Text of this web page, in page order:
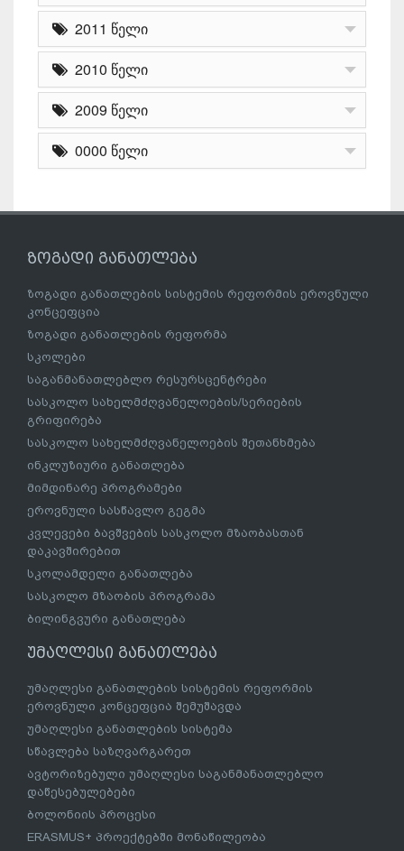
2011 წელი
2010 წელი
2009 წელი
0000 წელი
ზოგადი განათლება
ზოგადი განათლების სისტემის რეფორმის ეროვნული
კონცეფცია
ზოგადი განათლების რეფორმა
სკოლები
საგანმანათლებლო რესურსცენტრები
სასკოლო სახელმძღვანელოების/სერიების
გრიფირება
სასკოლო სახელმძღვანელოების შეთანხმება
ინკლუზიური განათლება
მიმდინარე პროგრამები
ეროვნული სასწავლო გეგმა
კვლევები ბავშვების სასკოლო მზაობასთან
დაკავშირებით
სკოლამდელი განათლება
სასკოლო მზაობის პროგრამა
ბილინგვური განათლება
უმაღლესი განათლება
უმაღლესი განათლების სისტემის რეფორმის
ეროვნული კონცეფცია შემუშავდა
უმაღლესი განათლების სისტემა
სწავლება საზღვარგარეთ
ავტორიზებული უმაღლესი საგანმანათლებლო
დაწესებულებები
ბოლონიის პროცესი
ERASMUS+ პროექტებში მონაწილეობა